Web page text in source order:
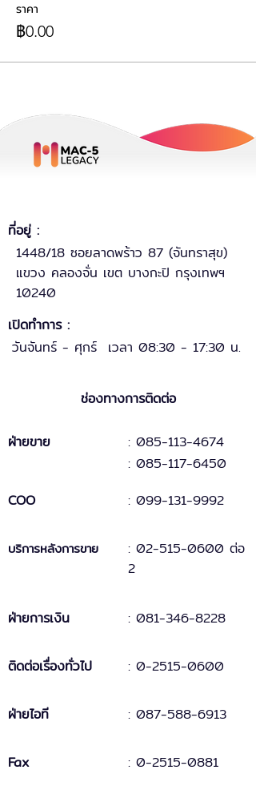
ราคา
฿0.00
ที่อยู่ :
1448/18 ซอยลาดพร้าว 87 (จันทราสุข)
แขวง คลองจั่น เขต บางกะปิ กรุงเทพฯ
10240
เปิดทำการ :
วันจันทร์ - ศุกร์ เวลา 08:30 - 17:30 น.
ช่องทางการติดต่อ
ฝ่ายขาย
: 085-113-4674
: 085-117-6450
COO
: 099-131-9992
บริการหลังการขาย : 02-515-0600 ต่อ
2
ฝ่ายการเงิน : 081-346-8228
ติดต่อเรื่องทั่วไป : 0-2515-0600
ฝ่ายไอที : 087-588-6913
Fax : 0-2515-0881